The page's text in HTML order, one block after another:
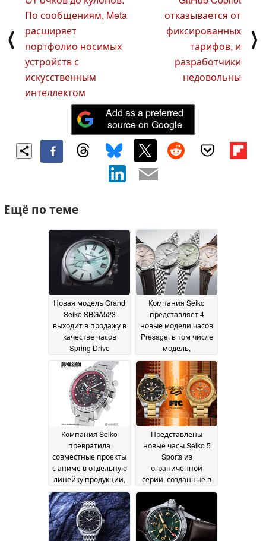
⟨
По сообщениям, Meta
расширяет
портфолио носимых
устройств с
искусственным
интеллектом
отказывается от
фиксированных
тарифов, и
разработчики
недовольны
⟩
Add as a preferred
source on Google
Ещё по теме
Новая модель Grand
Seiko SBGA523
выходит в продажу в
качестве часов
Spring Drive
ограниченной серии
с циферблатом,
имитирующим
павлинье перо18 June
2026
Компания Seiko
представляет 4
новые модели часов
Presage, в том числе
модель,
выпущенную
ограниченным
тиражом18 June 2026
Компания Seiko
превратила
совместные проекты
с аниме в отдельную
линейку продукции,
и новая коллекция,
посвящённая
«Стальному
алхимику», стала её
последней новинкой
Представлены
новые часы Seiko 5
Sports из
ограниченной
серии, созданные в
рамках совместного
проекта,
отличающиеся
ярким дизайном16
June 2026